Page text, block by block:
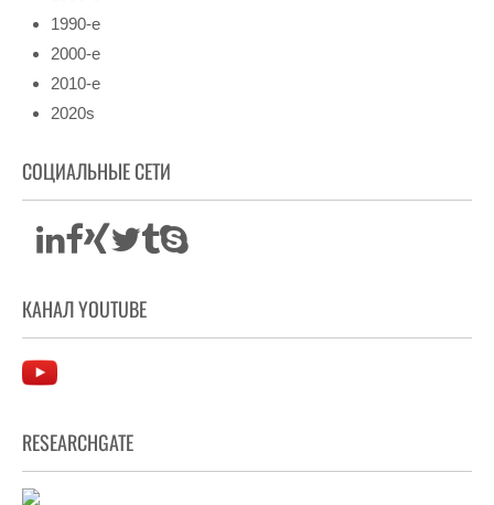
1990-е
2000-е
2010-е
2020s
СОЦИАЛЬНЫЕ СЕТИ
КАНАЛ YOUTUBE
RESEARCHGATE